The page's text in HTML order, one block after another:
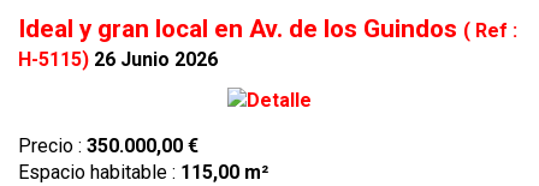
Ideal y gran local en Av. de los Guindos ( Ref :
H-5115) 26 Junio 2026
Precio : 350.000,00 €
Espacio habitable : 115,00 m²